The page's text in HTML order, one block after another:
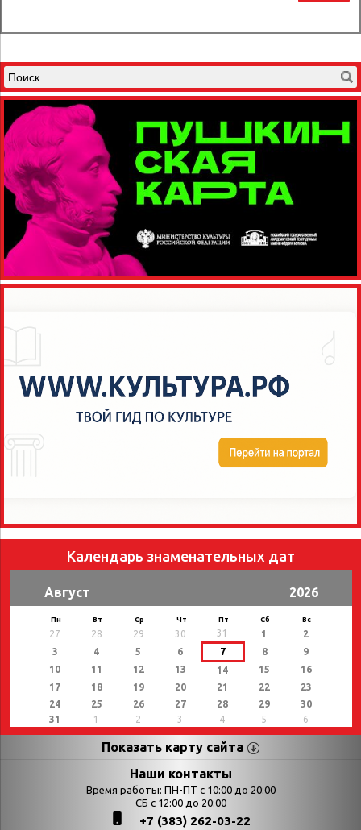
Календарь знаменательных дат
Август 2026
Пн Вт Ср Чт Пт Сб Вс
27 28 29 30 31 1
2
3
4 5 6 7 8
9
10
11 12 13 14 15
16
17
18 19 20 21 22
23
24
25 26 27 28 29
30
31
1 2 3 4 5 6
Показать карту сайта
Страницы Категории
Выставки
Наши контакты
Время работы: ПН-ПТ с 10:00 до 20:00
СБ с 12:00 до 20:00
+7 (383) 262-03-22